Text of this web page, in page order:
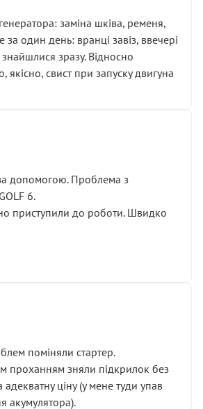
заміна шківа, ременя,
за один день: вранці завіз, ввечері
знайшлися зразу. Відносно
свист при запуску двигуна
допомогою. Проблема з
6.
приступили до роботи. Швидко
поміняли стартер.
проханням зняли підкрилок без
адекватну ціну (у мене туди упав
акумулятора).